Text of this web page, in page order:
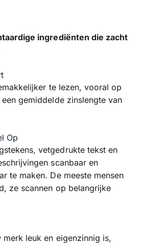
ingrediënten die zacht
te lezen, vooral op
gemiddelde zinslengte van
Op
vetgedrukte tekst en
scanbaar en
te maken. De meeste mensen
ze scannen op belangrijke
leuk en eigenzinnig is,